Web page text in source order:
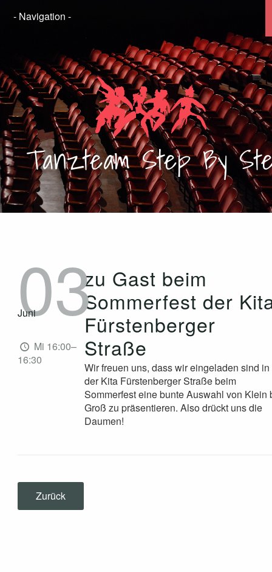
TanzteamStep By
zu Gast beim
Sommerfest der
Fürstenberger
Straße
03
Juni
Mi 16:00–
16:30
Wir freuen uns, dass wir eingeladen sind in
der Kita Fürstenberger Straße beim
Sommerfest eine bunte Auswahl von Klein
Groß zu präsentieren. Also drückt uns die
Daumen!
Zurück